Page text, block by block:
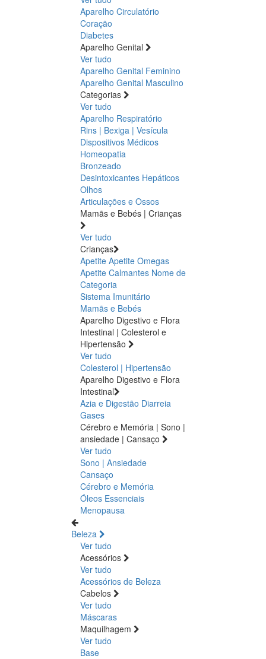
Aparelho Circulatório
Coração
Diabetes
Aparelho Genital
Ver tudo
Aparelho Genital Feminino
Aparelho Genital Masculino
Categorias
Ver tudo
Aparelho Respiratório
Rins | Bexiga | Vesícula
Dispositivos Médicos
Homeopatia
Bronzeado
Desintoxicantes Hepáticos
Olhos
Articulações e Ossos
Mamãs e Bebés | Crianças
Ver tudo
Crianças
Apetite Apetite Omegas
Apetite Calmantes Nome de
Categoria
Sistema Imunitário
Mamãs e Bebés
Aparelho Digestivo e Flora
Intestinal | Colesterol e
Hipertensão
Ver tudo
Colesterol | Hipertensão
Aparelho Digestivo e Flora
Intestinal
Azia e Digestão Diarreia
Gases
Cérebro e Memória | Sono |
ansiedade | Cansaço
Ver tudo
Sono | Ansiedade
Cansaço
Cérebro e Memória
Óleos Essenciais
Menopausa
Beleza
Ver tudo
Acessórios
Ver tudo
Acessórios de Beleza
Cabelos
Ver tudo
Máscaras
Maquilhagem
Ver tudo
Base